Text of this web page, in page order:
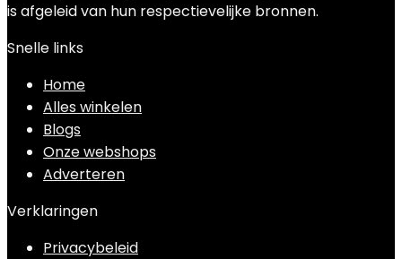
is afgeleid van hun respectievelijke bronnen.
Snelle links
Home
Alles winkelen
Blogs
Onze webshops
Adverteren
Verklaringen
Privacybeleid